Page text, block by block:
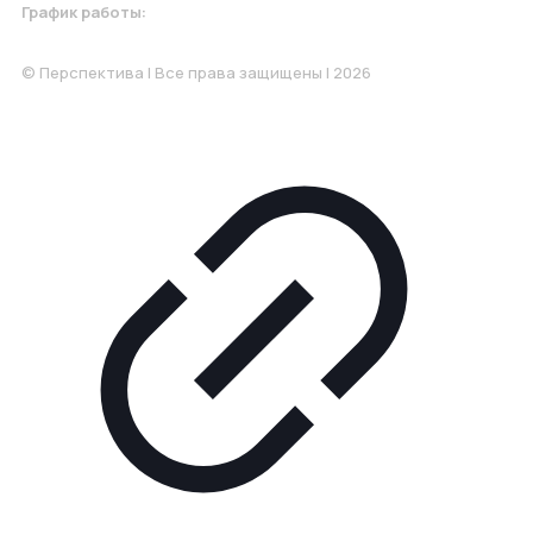
График работы:
© Перспектива | Все права защищены | 2026